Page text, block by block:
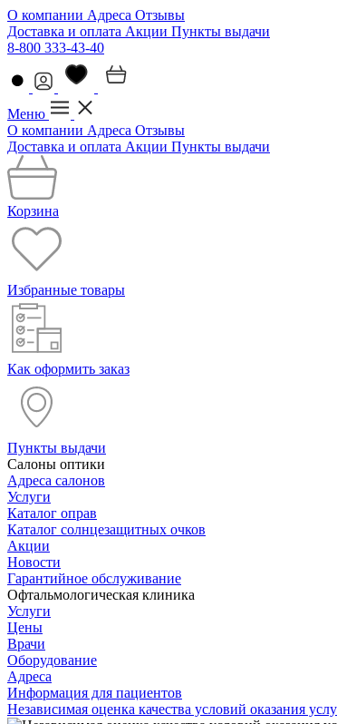
О компании Адреса Отзывы
Доставка и оплата Акции Пункты выдачи
8-800 333-43-40
Меню
О компании Адреса Отзывы
Доставка и оплата Акции Пункты выдачи
Корзина
Избранные товары
Как оформить заказ
Пункты выдачи
Салоны оптики
Адреса салонов
Услуги
Каталог оправ
Каталог солнцезащитных очков
Акции
Новости
Гарантийное обслуживание
Офтальмологическая клиника
Услуги
Цены
Врачи
Оборудование
Адреса
Информация для пациентов
Независимая оценка качества условий оказания